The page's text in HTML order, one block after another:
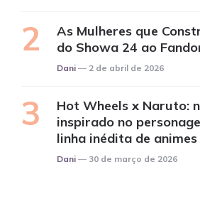
As Mulheres que
do Showa 24 ao
Posted
Dani 2 de abril de 2026
Hot Wheels x Naruto:
inspirado no
linha inédita de animes
Posted
Dani 30 de março de 2026